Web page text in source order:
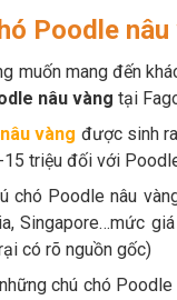
Poodle
muốn mang đến
nâu vàng tại
vàng được sinh
triệu đối với
chó Poodle nâu
Singapore…mức
có rõ nguồn gốc)
chú chó